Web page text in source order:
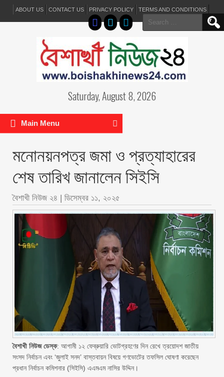
ABOUT US CONTACT US PRIVACY POLICY TERMS AND CONDITIONS
Search
for:
Saturday, August 8, 2026
Main Menu
মনোনয়নপত্র জমা ও প্রত্যাহারের
শেষ তারিখ জানালেন সিইসি
বৈশাখী নিউজ ২৪ | ডিসেম্বর ১১, ২০২৫
বৈশাখী নিউজ ডেস্ক: আগামী ১২ ফেব্রুয়ারি ভোটগ্রহণের দিন রেখে ত্রয়োদশ জাতীয়
সংসদ নির্বাচন এবং ‘জুলাই সনদ’ বাস্তবায়ন বিষয়ে গণভোটের তফসিল ঘোষণা করেছেন
প্রধান নির্বাচন কমিশনার (সিইসি) এএমএম নাসির উদ্দিন।